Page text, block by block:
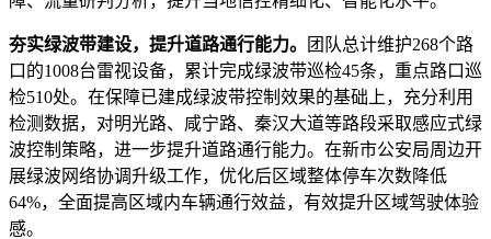
夯实绿波带建设，提升道路通行能力。
团队总计维护268个路
口的1008台雷视设备，累计完成绿波带巡检45条，重点路口巡
检510处。在保障已建成绿波带控制效果的基础上，充分利用
检测数据，对明光路、咸宁路、秦汉大道等路段采取感应式绿
波控制策略，进一步提升道路通行能力。在新市公安局周边开
展绿波网络协调升级工作，优化后区域整体停车次数降低
64%，全面提高区域内车辆通行效益，有效提升区域驾驶体验
感。